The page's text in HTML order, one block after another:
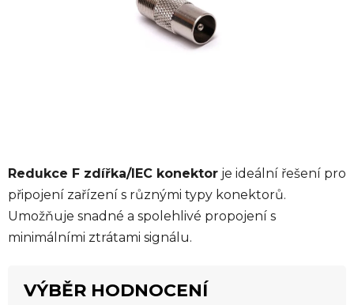
Redukce F zdířka/IEC konektor je ideální řešení pro
připojení zařízení s různými typy konektorů.
Umožňuje snadné a spolehlivé propojení s
minimálními ztrátami signálu.
VÝBĚR HODNOCENÍ